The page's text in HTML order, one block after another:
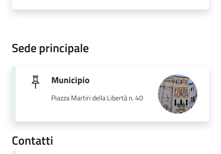
Sede principale
Municipio
Piazza Martiri della Libertà n. 40
Contatti